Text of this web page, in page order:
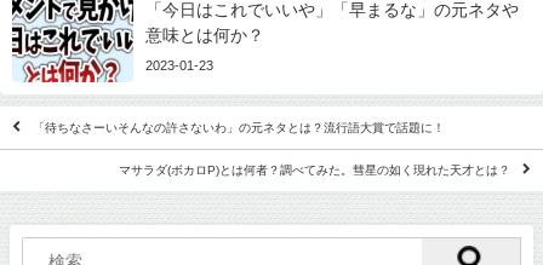
「今日はこれでいいや」「早まるな」の元ネタや
意味とは何か？
2023-01-23
「待ちなさーいそんなの許さないわ」の元ネタとは？流行語大賞で話題に！
マサラダ(ボカロP)とは何者？調べてみた。彗星の如く現れた天才とは？